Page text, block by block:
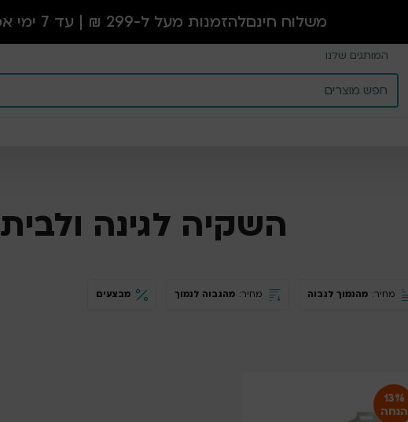
משלוח חינםלהזמנות מעל ל-299 ₪ | עד 7 ימי אספקה
המותגים שלנו
השקיה לגינה ולבית
מחיר: מהנמוך לגבוה מחיר: מהגבוה לנמוך מבצעים
13%
הנחה